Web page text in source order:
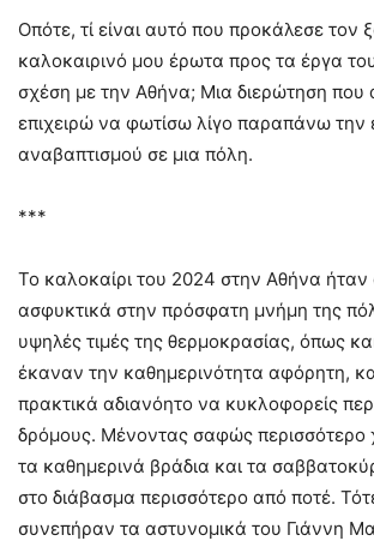
Οπότε, τί είναι αυτό που προκάλεσε τον
καλοκαιρινό μου έρωτα προς τα έργα
σχέση με την Αθήνα; Μια διερώτηση που
επιχειρώ να φωτίσω λίγο παραπάνω την
αναβαπτισμού σε μια πόλη.
***
Το καλοκαίρι του 2024 στην Αθήνα ήταν
ασφυκτικά στην πρόσφατη μνήμη της
υψηλές τιμές της θερμοκρασίας, όπως
έκαναν την καθημερινότητα αφόρητη,
πρακτικά αδιανόητο να κυκλοφορείς
δρόμους. Μένοντας σαφώς περισσότερο
τα καθημερινά βράδια και τα
στο διάβασμα περισσότερο από ποτέ.
συνεπήραν τα αστυνομικά του Γιάννη